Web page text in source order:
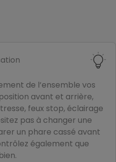
de l’ensemble vos
avant et arrière,
feux stop, éclairage
pas à changer une
un phare cassé avant
également que